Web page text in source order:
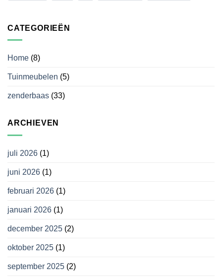
CATEGORIEËN
Home (8)
Tuinmeubelen (5)
zenderbaas (33)
ARCHIEVEN
juli 2026 (1)
juni 2026 (1)
februari 2026 (1)
januari 2026 (1)
december 2025 (2)
oktober 2025 (1)
september 2025 (2)